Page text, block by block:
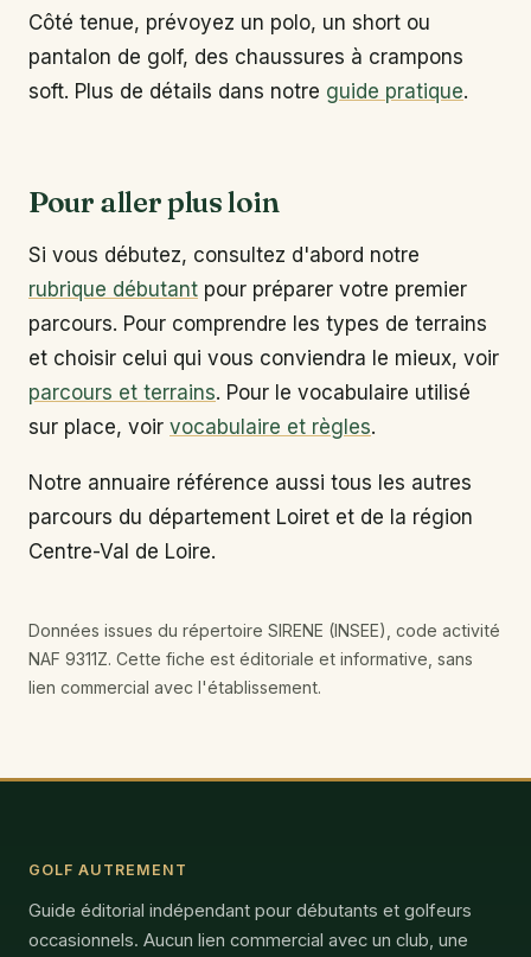
Côté tenue, prévoyez un polo, un short ou
pantalon de golf, des chaussures à crampons
soft. Plus de détails dans notre guide pratique.
Pour aller plus loin
Si vous débutez, consultez d'abord notre
rubrique débutant pour préparer votre premier
parcours. Pour comprendre les types de terrains
et choisir celui qui vous conviendra le mieux, voir
parcours et terrains. Pour le vocabulaire utilisé
sur place, voir vocabulaire et règles.
Notre annuaire référence aussi tous les autres
parcours du département Loiret et de la région
Centre-Val de Loire.
Données issues du répertoire SIRENE (INSEE), code activité
NAF 9311Z. Cette fiche est éditoriale et informative, sans
lien commercial avec l'établissement.
GOLF AUTREMENT
Guide éditorial indépendant pour débutants et golfeurs
occasionnels. Aucun lien commercial avec un club, une